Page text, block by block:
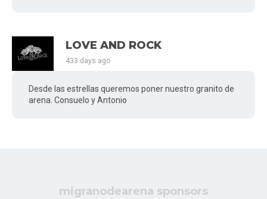
LOVE AND ROCK
433 days ago
Desde las estrellas queremos poner nuestro granito de
arena. Consuelo y Antonio
migranodearena sponsors